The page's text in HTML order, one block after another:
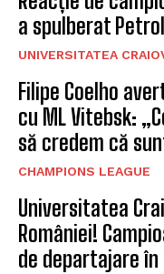
a spulberat
UNIVERSITATEA
Filipe Coelho
cu ML Vitebsk:
să credem că
CHAMPIONS LEAGUE
Universitatea
României!
de departajare în